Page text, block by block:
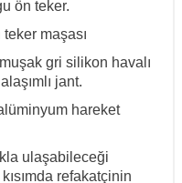
ön teker.
teker maşası
gri silikon havalı
jant.
hareket
ulaşabileceği
refakatçinin